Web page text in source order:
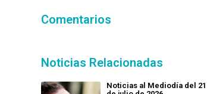
Comentarios
Noticias Relacionadas
Noticias al Mediodía del 21